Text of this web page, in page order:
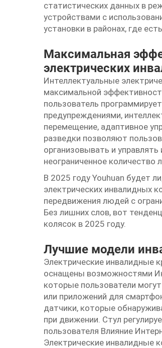
статистических данных в
устройствами с
установки в районах, где
Максимальная
электрических
Интеллектуальные
максимальной
пользователь
предупреждениями,
перемещение, адаптивное
разведки позволяют
организовывать и
неограниченное
В 2025 году Youhuan будет
электрических инвалидных
передвижения людей с
Без лишних слов, вот
колясок в 2025 году.
Лучшие модели
Электрические инвалидные
оснащены возможностями
которые пользователи
или приложений для
датчики, которые
при движении. Стул
пользователя Влияние
Электрические инвалидные